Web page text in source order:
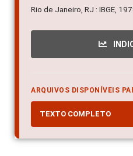
Rio de Janeiro, RJ : IBGE,
ARQUIVOS DISPONÍVEIS
TEXTO COMPLETO